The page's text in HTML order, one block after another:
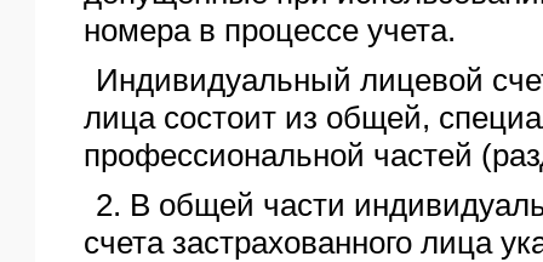
номера в процессе учета.
Индивидуальный лицевой
лица состоит из общей,
профессиональной частей
2. В общей части
счета застрахованного лица